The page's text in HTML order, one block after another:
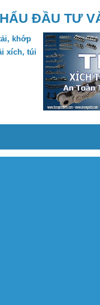
ĐẦU TƯ
khớp
xích, túi